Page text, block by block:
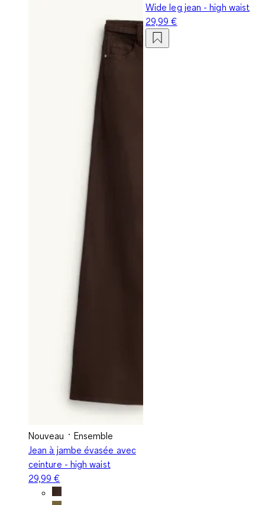
Nouveau
Ensemble
Jean à jambe évasée avec
ceinture - high waist
29,99 €
Wide leg jean - high waist
29,99 €